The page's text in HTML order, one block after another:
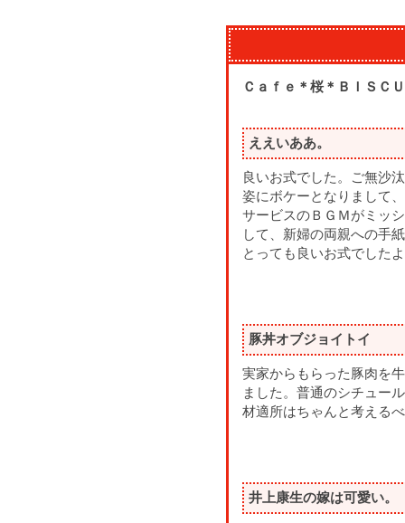
Ｃａｆｅ＊桜＊ＢＩＳＣ
ええいああ。
良いお式でした。ご無沙
姿にボケーとなりまして
サービスのＢＧＭがミッ
して、新婦の両親への手
とっても良いお式でした
豚丼オブジョイトイ
実家からもらった豚肉を
ました。普通のシチュー
材適所はちゃんと考える
井上康生の嫁は可愛い。